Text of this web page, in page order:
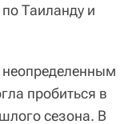
Таиланду и
пробиться в
сезона. В